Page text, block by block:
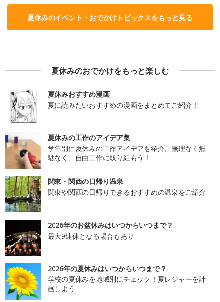
夏休みのイベント・おでかけトピックスをもっと見る
夏休みのおでかけをもっと楽しむ
夏休みおすすめ漫画
夏に読みたいおすすめの漫画をまとめてご紹介！
夏休みの工作のアイデア集
学年別に夏休みの工作アイデアを紹介。無理なく無
駄なく、自由工作に取り組もう！
関東・関西の日帰り温泉
関東や関西の日帰りできるおすすめの温泉をご紹介
2026年のお盆休みはいつからいつまで？
最大9連休となる場合もあり
2026年の夏休みはいつからいつまで？
学校の夏休みを地域別にチェック！夏レジャーを計
画しよう